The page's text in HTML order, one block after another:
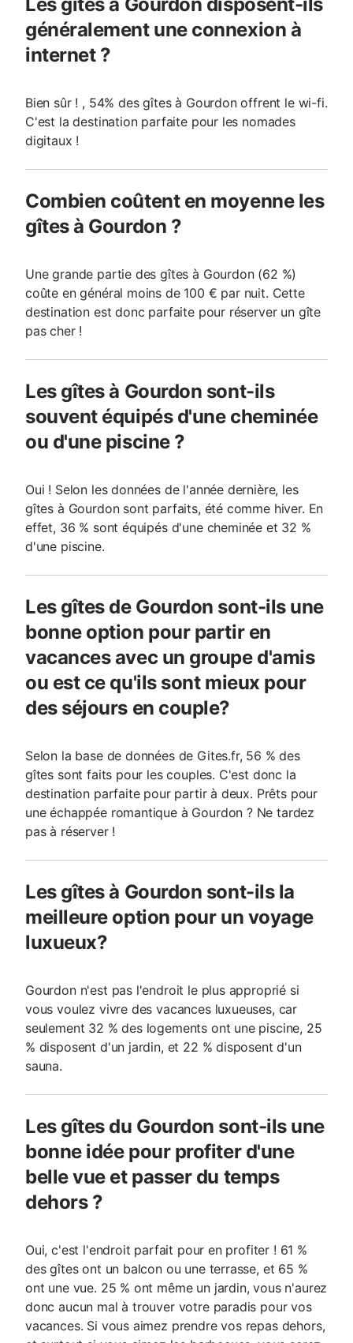
généralement une connexion à
internet ?
Bien sûr ! , 54% des gîtes à Gourdon offrent le wi-fi.
C'est la destination parfaite pour les nomades
digitaux !
Combien coûtent en moyenne les
gîtes à Gourdon ?
Une grande partie des gîtes à Gourdon (62 %)
coûte en général moins de 100 € par nuit. Cette
destination est donc parfaite pour réserver un gîte
pas cher !
Les gîtes à Gourdon sont-ils
souvent équipés d'une cheminée
ou d'une piscine ?
Oui ! Selon les données de l'année dernière, les
gîtes à Gourdon sont parfaits, été comme hiver. En
effet, 36 % sont équipés d'une cheminée et 32 %
d'une piscine.
Les gîtes de Gourdon sont-ils une
bonne option pour partir en
vacances avec un groupe d'amis
ou est ce qu'ils sont mieux pour
des séjours en couple?
Selon la base de données de Gites.fr, 56 % des
gîtes sont faits pour les couples. C'est donc la
destination parfaite pour partir à deux. Prêts pour
une échappée romantique à Gourdon ? Ne tardez
pas à réserver !
Les gîtes à Gourdon sont-ils la
meilleure option pour un voyage
luxueux?
Gourdon n'est pas l'endroit le plus approprié si
vous voulez vivre des vacances luxueuses, car
seulement 32 % des logements ont une piscine, 25
% disposent d'un jardin, et 22 % disposent d'un
sauna.
Les gîtes du Gourdon sont-ils une
bonne idée pour profiter d'une
belle vue et passer du temps
dehors ?
Oui, c'est l'endroit parfait pour en profiter ! 61 %
des gîtes ont un balcon ou une terrasse, et 65 %
ont une vue. 25 % ont même un jardin, vous n'aurez
donc aucun mal à trouver votre paradis pour vos
vacances. Si vous aimez prendre vos repas dehors,